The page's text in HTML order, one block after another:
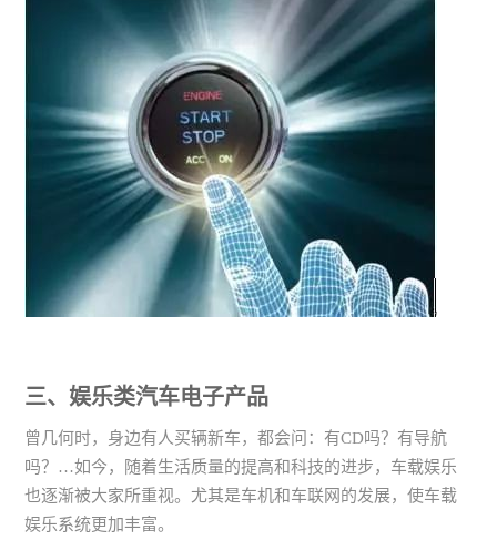
三、娱乐类汽车电子产品
曾几何时，身边有人买辆新车，都会问：有CD吗？有导航
吗？…如今，随着生活质量的提高和科技的进步，车载娱乐
也逐渐被大家所重视。尤其是车机和车联网的发展，使车载
娱乐系统更加丰富。